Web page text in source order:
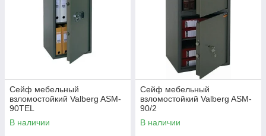
Сейф мебельный
взломостойкий Valberg ASM-
90TEL
В наличии
Сейф мебельный
взломостойкий Valberg ASM-
90/2
В наличии